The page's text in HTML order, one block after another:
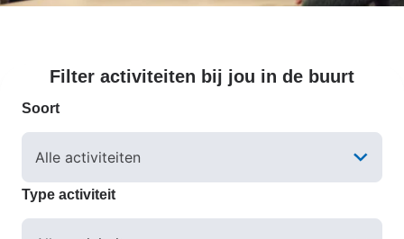
Filter activiteiten bij jou in de buurt
Soort
Type activiteit